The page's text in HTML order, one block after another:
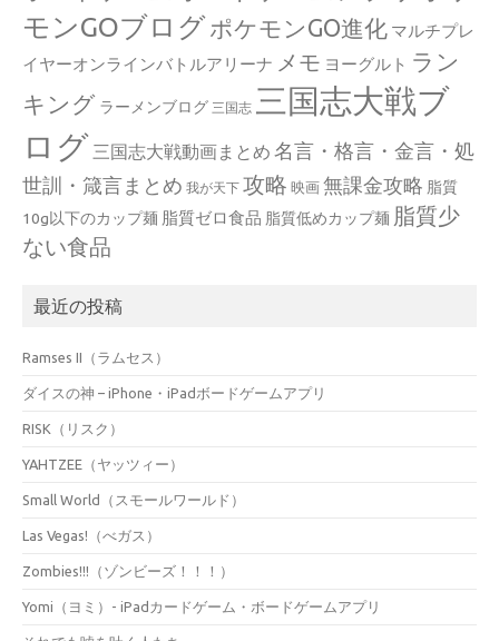
モンGOブログ ポケモンGO進化 マルチプレ
イヤーオンラインバトルアリーナ メモ ヨーグルト ラン
キング ラーメンブログ 三国志 三国志大戦ブ
ログ 三国志大戦動画まとめ 名言・格言・金言・処
世訓・箴言まとめ 我が天下 攻略 映画 無課金攻略 脂質
10g以下のカップ麺 脂質ゼロ食品 脂質低めカップ麺 脂質少
ない食品
最近の投稿
Ramses II（ラムセス）
ダイスの神 – iPhone・iPadボードゲームアプリ
RISK（リスク）
YAHTZEE（ヤッツィー）
Small World（スモールワールド）
Las Vegas!（べガス）
Zombies!!!（ゾンビーズ！！！）
Yomi（ヨミ）- iPadカードゲーム・ボードゲームアプリ